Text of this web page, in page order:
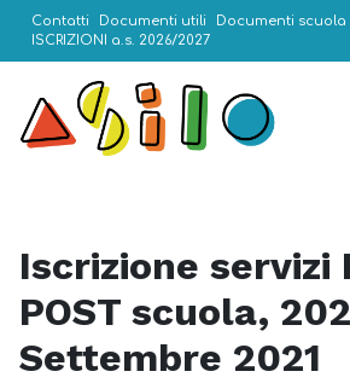
Contatti Documenti utili
Documenti scuola
ISCRIZIONI a.s. 2026/2027
Iscrizione servizi
POST scuola,
Settembre 2021